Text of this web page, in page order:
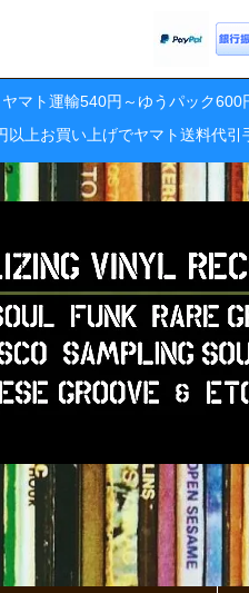
マト運輸540円～ゆうパック600
上お買い上げでヤマト送料代引